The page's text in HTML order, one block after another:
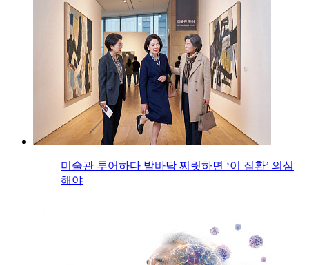
미술관 투어하다 발바닥 찌릿하면 ‘이 질환’ 의심
해야